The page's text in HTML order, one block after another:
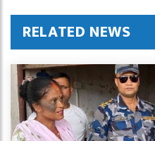
RELATED NEWS